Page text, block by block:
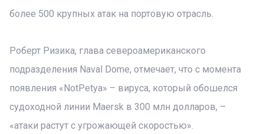
более 500 крупных атак на портовую отрасль.
Роберт Ризика, глава североамериканского
подразделения Naval Dome, отмечает, что с момента
появления «NotPetya» – вируса, который обошелся
судоходной линии Maersk в 300 млн долларов, –
«атаки растут с угрожающей скоростью».